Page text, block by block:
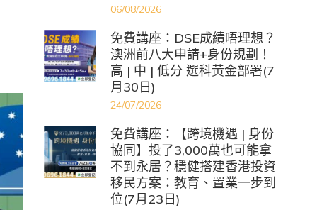
06/08/2026
免費講座：DSE成績唔理想？
澳洲前八大申請+身份規劃！
高 | 中 | 低分 選科黃金部署(7
月30日)
24/07/2026
免費講座：【跨境機遇 | 身份
協同】投了3,000萬也可能拿
不到永居？穩健搭建香港投資
移民方案：教育、置業一步到
位(7月23日)